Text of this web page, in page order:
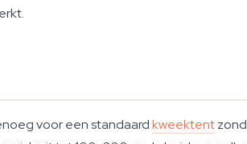
voor een standaardkweektent